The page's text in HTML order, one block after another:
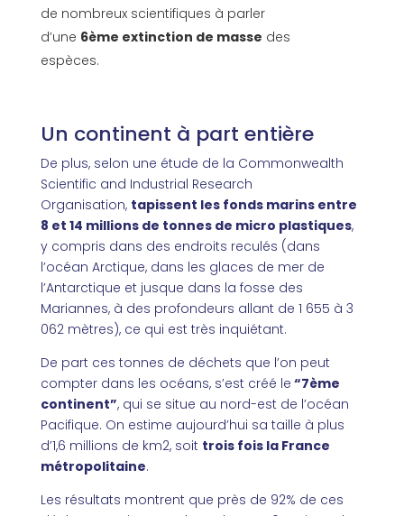
de nombreux scientifiques à parler
d’une 6ème extinction de masse des
espèces.
Un continent à part entière
De plus, selon une étude de la Commonwealth
Scientific and Industrial Research
Organisation, tapissent les fonds marins entre
8 et 14 millions de tonnes de micro plastiques,
y compris dans des endroits reculés (dans
l’océan Arctique, dans les glaces de mer de
l’Antarctique et jusque dans la fosse des
Mariannes, à des profondeurs allant de 1 655 à 3
062 mètres), ce qui est très inquiétant.
De part ces tonnes de déchets que l’on peut
compter dans les océans, s’est créé le “7ème
continent”, qui se situe au nord-est de l’océan
Pacifique. On estime aujourd’hui sa taille à plus
d’1,6 millions de km2, soit trois fois la France
métropolitaine.
Les résultats montrent que près de 92% de ces